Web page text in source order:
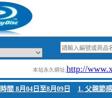
本站永久網址:http://
8月04日至8月09日 1. 父親節感恩
達：水